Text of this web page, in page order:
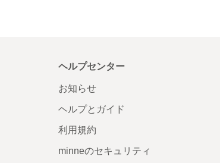
ヘルプセンター
お知らせ
ヘルプとガイド
利用規約
minneのセキュリティ